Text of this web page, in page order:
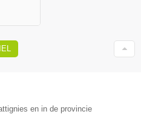
en in de provincie